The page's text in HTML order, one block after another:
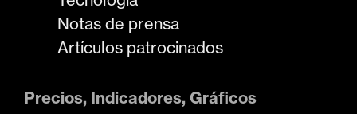
Notas de prensa
Artículos patrocinados
Precios, Indicadores, Gráficos